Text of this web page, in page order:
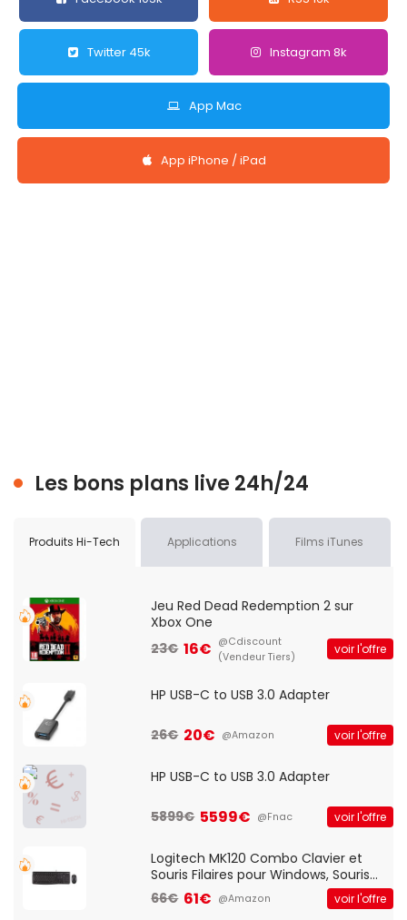
Twitter 45k Instagram 8k
App Mac
App iPhone / iPad
Les bons plans live 24h/24
Produits Hi-Tech Applications Films iTunes
Jeu Red Dead Redemption 2 sur
Xbox One
23€ 16€ @Cdiscount
(Vendeur Tiers)
voir l'offre
HP USB-C to USB 3.0 Adapter
26€ 20€ @Amazon voir l'offre
HP USB-C to USB 3.0 Adapter
5899€ 5599€ @Fnac voir l'offre
Logitech MK120 Combo Clavier et
Souris Filaires pour Windows, Souris
Optique Filaire, Connexion USB Plug
And Play, Confortable, Taille
66€ 61€ @Amazon voir l'offre